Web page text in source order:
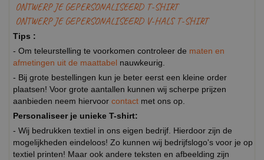
ONTWERP JE GEPERSONALISEERD T-SHIRT
ONTWERP JE GEPERSONALISEERD V-HALS T-SHIRT
Tips :
- Om teleurstelling te voorkomen controleer de maten en
afmetingen uit de maattabel nauwkeurig.
- Bij grote bestellingen kun je beter eerst een kleine order
plaatsen! Voor grote aantallen kunnen wij scherpe prijzen
aanbieden neem hiervoor contact met ons op.
Personaliseer je unieke T-shirt:
- Wij bedrukken textiel in ons eigen bedrijf. Hierdoor zijn de
mogelijkheden eindeloos! Zo kunnen wij bedrijfslogo's voor je op
textiel printen! Maar ook andere teksten en afbeelding zijn